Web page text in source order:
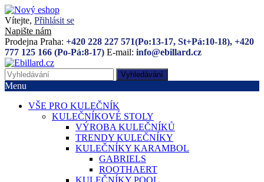
Vítejte, Přihlásit se
Napište nám
Prodejna Praha: +420 228 227 571(Po:13-17, St+Pá:10-18), +420
777 125 166 (Po-Pá:8-17) E-mail: info@ebillard.cz
Vyhledávání
Menu
VŠE PRO KULEČNÍK
KULEČNÍKOVÉ STOLY
VÝROBA KULEČNÍKŮ
TRENDY KULEČNÍKY
KULEČNÍKY KARAMBOL
GABRIELS
ROOTHAERT
KULEČNÍKY POOL